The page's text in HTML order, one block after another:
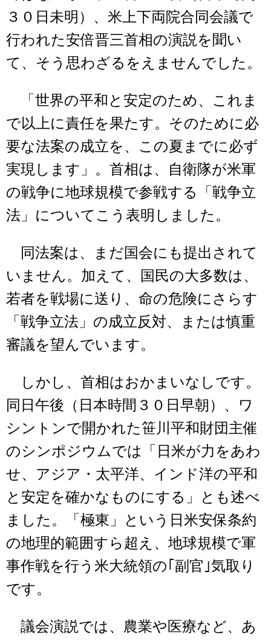
３０日未明）、米上下両院合同会議で
行われた安倍晋三首相の演説を聞い
て、そう思わざるをえませんでした。
「世界の平和と安定のため、これま
で以上に責任を果たす。そのために必
要な法案の成立を、この夏までに必ず
実現します」。首相は、自衛隊が米軍
の戦争に地球規模で参戦する「戦争立
法」についてこう表明しました。
同法案は、まだ国会にも提出されて
いません。加えて、国民の大多数は、
若者を戦場に送り、命の危険にさらす
「戦争立法」の成立反対、または慎重
審議を望んでいます。
しかし、首相はおかまいなしです。
同日午後（日本時間３０日早朝）、ワ
シントンで開かれた笹川平和財団主催
のシンポジウムでは「日米が力をあわ
せ、アジア・太平洋、インド洋の平和
と安定を確かなものにする」とも述べ
ました。「極東」という日米安保条約
の地理的範囲すら超え、地球規模で軍
事作戦を行う米大統領の｢副官｣気取り
です。
議会演説では、農業や医療など、あ